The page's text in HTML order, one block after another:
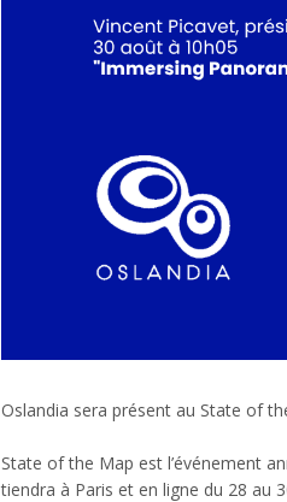
Oslandia sera présent au State of
State of the Map est l’événement
tiendra à Paris et en ligne du 28 au